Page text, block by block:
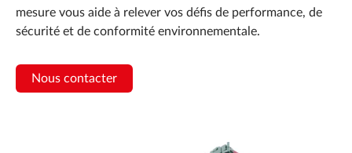
mesure vous aide à relever vos défis de performance, de
sécurité et de conformité environnementale.
Nous contacter